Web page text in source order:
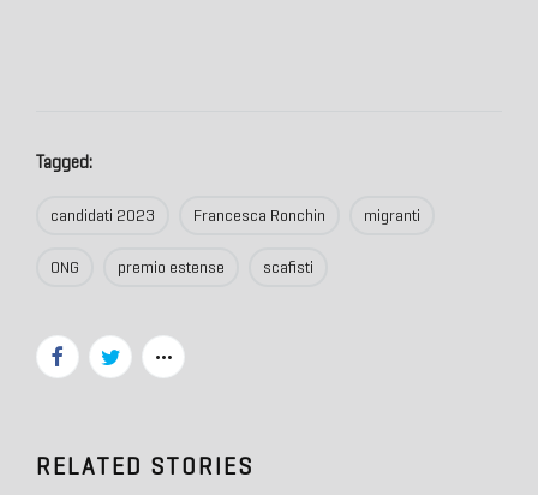
Tagged:
candidati 2023 Francesca Ronchin migranti
ONG premio estense scafisti
RELATED STORIES